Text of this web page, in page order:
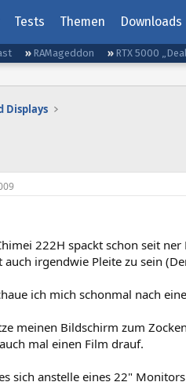
Tests Themen Downloads
RAMageddon RTX 5000
Displays
222H spackt schon seit
auch irgendwie Pleite zu sein
ich mich schonmal nach
meinen Bildschirm zum
mal einen Film drauf.
sich anstelle eines 22"